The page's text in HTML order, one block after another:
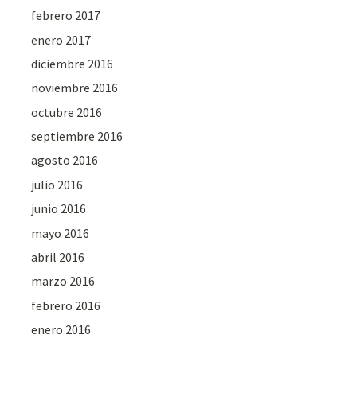
febrero 2017
enero 2017
diciembre 2016
noviembre 2016
octubre 2016
septiembre 2016
agosto 2016
julio 2016
junio 2016
mayo 2016
abril 2016
marzo 2016
febrero 2016
enero 2016